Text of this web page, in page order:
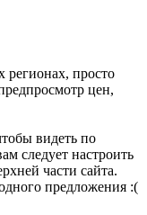
просто
цен,
видеть по
следует настроить
части сайта.
предложения :(